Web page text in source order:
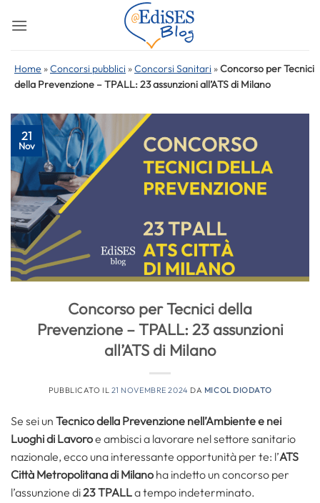
Home »Concorsi pubblici »Concorsi Sanitari »Concorso per Tecnici
della Prevenzione – TPALL: 23 assunzioni all’ATS di Milano
21
Nov
Concorso per Tecnici della
Prevenzione – TPALL: 23 assunzioni
all’ATS di Milano
PUBBLICATO IL 21 NOVEMBRE 2024 DA MICOL DIODATO
Se sei un Tecnico della Prevenzione nell’Ambiente e nei
Luoghi di Lavoroe ambisci a lavorare nel settore sanitario
nazionale, ecco una interessante opportunità per te: l’ATS
Città Metropolitana di Milano ha indetto un concorso per
l’assunzione di23TPALLa tempo indeterminato.